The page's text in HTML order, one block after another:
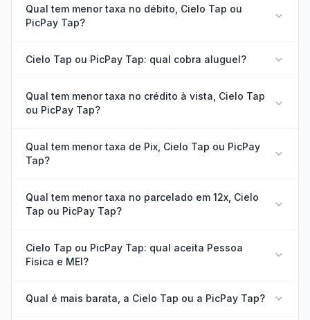
Qual tem menor taxa no débito, Cielo Tap ou
PicPay Tap?
Cielo Tap ou PicPay Tap: qual cobra aluguel?
Qual tem menor taxa no crédito à vista, Cielo Tap
ou PicPay Tap?
Qual tem menor taxa de Pix, Cielo Tap ou PicPay
Tap?
Qual tem menor taxa no parcelado em 12x, Cielo
Tap ou PicPay Tap?
Cielo Tap ou PicPay Tap: qual aceita Pessoa
Física e MEI?
Qual é mais barata, a Cielo Tap ou a PicPay Tap?